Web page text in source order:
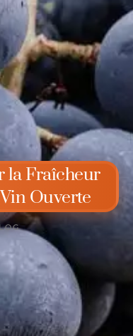
la Fraîcheur
Ouverte